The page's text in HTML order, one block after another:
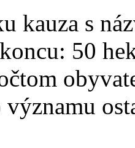
kauza s
50
významu